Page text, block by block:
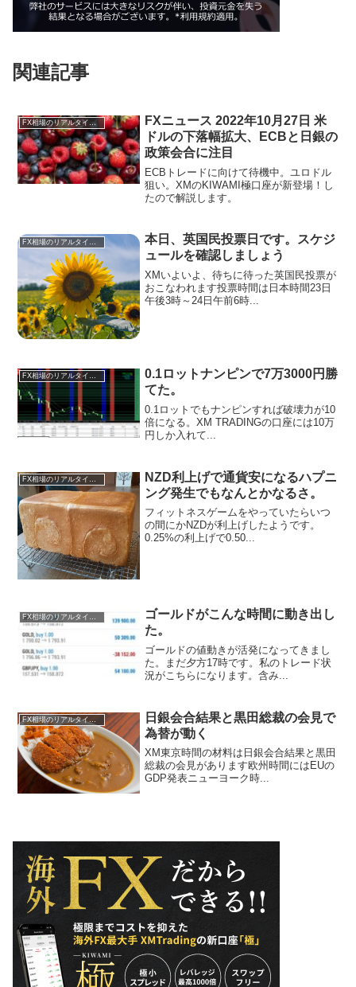
関連記事
FX相場のリアルタイム情報
FXニュース 2022年10月27日 米
ドルの下落幅拡大、ECBと日銀の
政策会合に注目
ECBトレードに向けて待機中。ユロドル
狙い。XMのKIWAMI極口座が新登場！し
たので解説します。
本日、英国民投票日です。スケジ
ュールを確認しましょう
XMいよいよ、待ちに待った英国民投票が
おこなわれます投票時間は日本時間23日
午後3時～24日午前6時...
FX相場のリアルタイム情報
0.1ロットナンピンで7万3000円勝
てた。
0.1ロットでもナンピンすれば破壊力が10
倍になる。XM TRADINGの口座には10万
円しか入れて...
NZD利上げで通貨安になるハプニ
ング発生でもなんとかなるさ。
フィットネスゲームをやっていたらいつ
の間にかNZDが利上げしたようです。
0.25%の利上げで0.50...
ゴールドがこんな時間に動き出し
た。
ゴールドの値動きが活発になってきまし
た。まだ夕方17時です。私のトレード状
況がこちらになります。含み...
日銀会合結果と黒田総裁の会見で
為替が動く
XM東京時間の材料は日銀会合結果と黒田
総裁の会見があります欧州時間にはEUの
GDP発表ニューヨーク時...